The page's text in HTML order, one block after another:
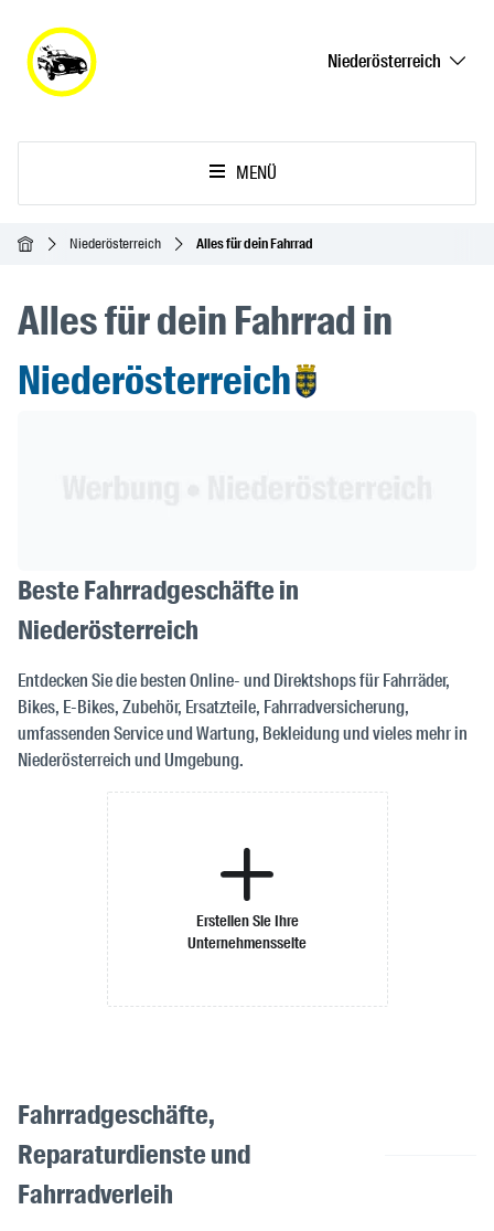
Niederösterreich
MENÜ
StartseiteNiederösterreich Alles für dein Fahrrad
Alles für dein Fahrrad in
Niederösterreich
Beste Fahrradgeschäfte in
Niederösterreich
Entdecken Sie die besten Online- und Direktshops für Fahrräder,
Bikes, E-Bikes, Zubehör, Ersatzteile, Fahrradversicherung,
umfassenden Service und Wartung, Bekleidung und vieles mehr in
Niederösterreich und Umgebung.
Erstellen Sie Ihre
Unternehmensseite
Fahrradgeschäfte,
Reparaturdienste und
Fahrradverleih